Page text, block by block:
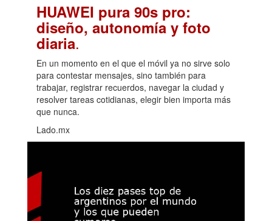
HUAWEI pura 90s pro:
diseño, autonomía y foto
diaria.
En un momento en el que el móvil ya no sirve solo
para contestar mensajes, sino también para
trabajar, registrar recuerdos, navegar la ciudad y
resolver tareas cotidianas, elegir bien importa más
que nunca.
Lado.mx